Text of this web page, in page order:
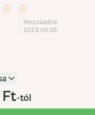
Hozzáadva
2023.09.05.
-tól